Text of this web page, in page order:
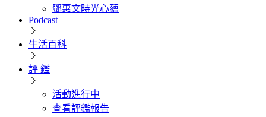
鄧惠文時光心蘊
Podcast
生活百科
評 鑑
活動進行中
查看評鑑報告